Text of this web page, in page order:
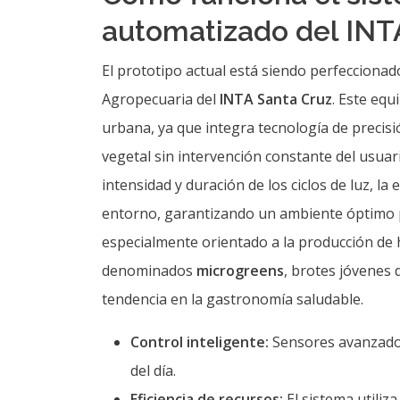
automatizado del
El prototipo actual está siendo
Agropecuaria del INTA Santa Cruz. Este
urbana, ya que integra tecnología de
vegetal sin intervención constante del
intensidad y duración de los ciclos de luz,
entorno, garantizando un ambiente óptimo
especialmente orientado a la producción
denominados microgreens, brotes jóvenes
tendencia en la gastronomía saludable.
Control inteligente: Sensores
del día.